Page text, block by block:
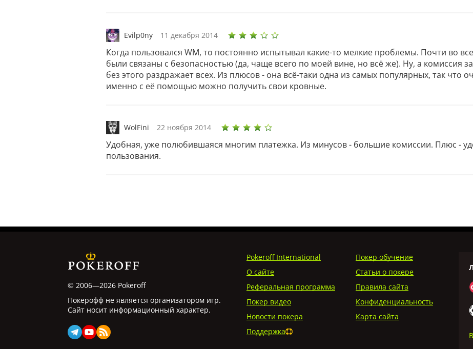
Evilp0ny 11 декабря 2014
Когда пользовался WM, то постоянно испытывал какие-то мелкие проблемы. Почти во
были связаны с безопасностью (да, чаще всего по моей вине, но всё же). Ну, а комиссия
без этого раздражает всех. Из плюсов - она всё-таки одна из самых популярных, так что
именно с её помощью можно получить свои кровные.
WolFini 22 ноября 2014
Удобная, уже полюбившаяся многим платежка. Из минусов - большие комиссии. Плюс -
пользования.
© 2006—2026 Pokeroff
Покерофф не является организатором игр.
Сайт носит информационный характер.
Pokeroff International
Покер обучение
О сайте
Статьи о покере
Реферальная программа
Правила сайта
Покер видео
Конфиденциальность
Новости покера
Карта сайта
Поддержка